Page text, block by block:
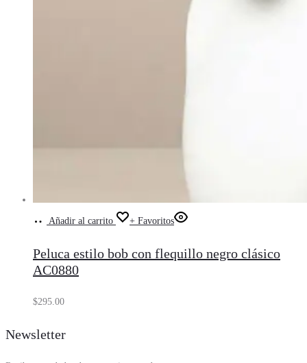
Añadir al carrito + Favoritos
Peluca estilo bob con flequillo negro clásico
AC0880
$295.00
Newsletter